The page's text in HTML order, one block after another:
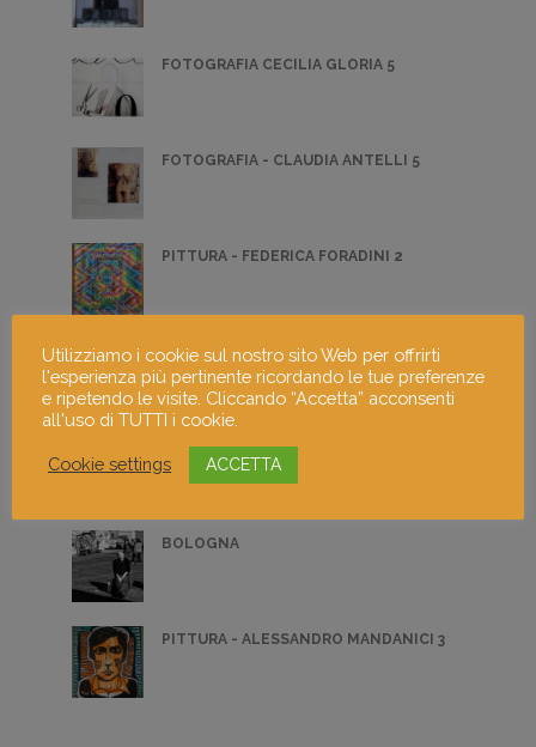
FOTOGRAFIA CECILIA GLORIA 5
FOTOGRAFIA - CLAUDIA ANTELLI 5
PITTURA - FEDERICA FORADINI 2
PITTURA - ANNA MARIA ZANAGA 4
INDUSTRIE DEL SOLE
BOLOGNA
PITTURA - ALESSANDRO MANDANICI 3
Utilizziamo i cookie sul nostro sito Web per offrirti
l'esperienza più pertinente ricordando le tue preferenze
e ripetendo le visite. Cliccando “Accetta” acconsenti
all'uso di TUTTI i cookie.
Cookie settings ACCETTA